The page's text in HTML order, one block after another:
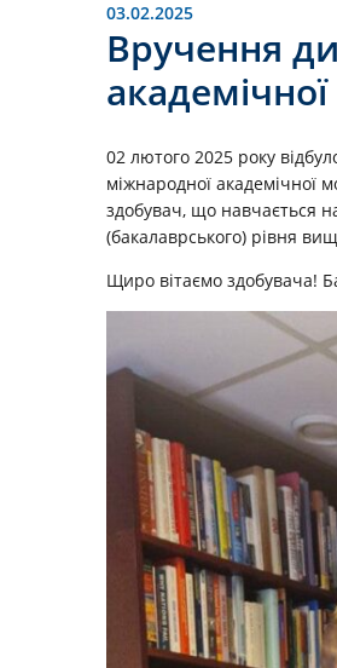
03.02.2025
Вручення
02 лютого 2025 року
міжнародної академічної
здобувач, що навчається
(бакалаврського) рівня
Щиро вітаємо здобувача!